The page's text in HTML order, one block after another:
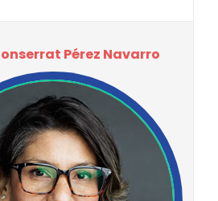
Pérez Navarro